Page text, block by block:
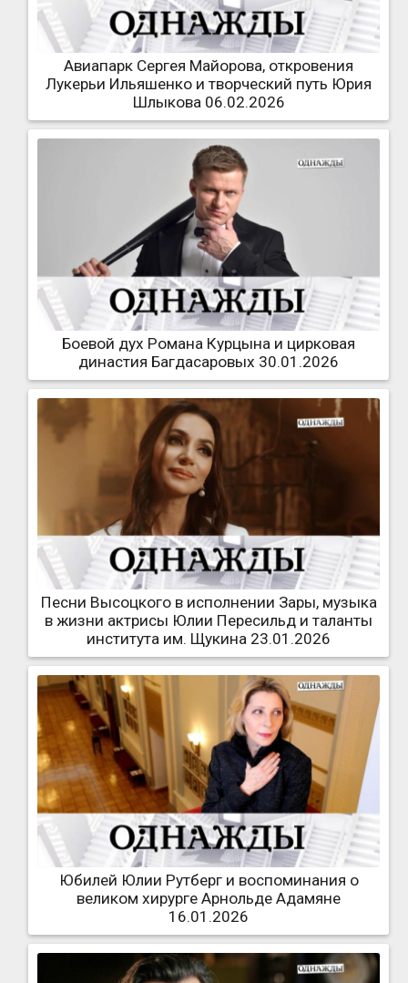
Авиапарк Сергея Майорова, откровения
Лукерьи Ильяшенко и творческий путь Юрия
Шлыкова 06.02.2026
Боевой дух Романа Курцына и цирковая
династия Багдасаровых 30.01.2026
Песни Высоцкого в исполнении Зары, музыка
в жизни актрисы Юлии Пересильд и таланты
института им. Щукина 23.01.2026
Юбилей Юлии Рутберг и воспоминания о
великом хирурге Арнольде Адамяне
16.01.2026